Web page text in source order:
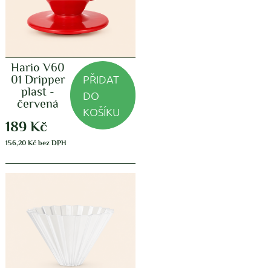
Hario V60
01 Dripper
plast -
červená
189 Kč
156,20 Kčbez DPH
PŘIDAT
DO
KOŠÍKU